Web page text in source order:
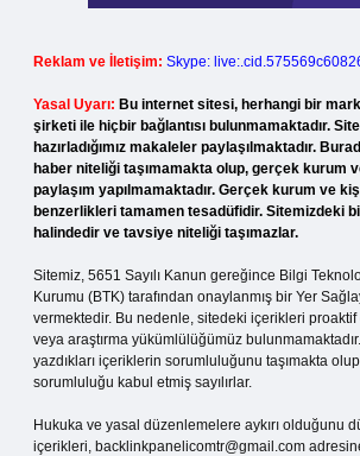
Reklam ve İletişim: Skype:
Yasal Uyarı: Bu internet sitesi, herhangi bir
şirketi ile hiçbir bağlantısı bulunmamaktadır.
hazırladığımız makaleler paylaşılmaktadır.
haber niteliği taşımamakta olup, gerçek kurum
paylaşım yapılmamaktadır. Gerçek kurum ve
benzerlikleri tamamen tesadüfidir. Sitemizdeki
halindedir ve tavsiye niteliği taşımazlar.
Sitemiz, 5651 Sayılı Kanun gereğince Bilgi
Kurumu (BTK) tarafından onaylanmış bir Yer
vermektedir. Bu nedenle, sitedeki içerikleri
veya araştırma yükümlülüğümüz
yazdıkları içeriklerin sorumluluğunu taşımakta
sorumluluğu kabul etmiş sayılırlar.
Hukuka ve yasal düzenlemelere aykırı olduğunu
içerikleri, backlinkpanelicomtr@gmail.com